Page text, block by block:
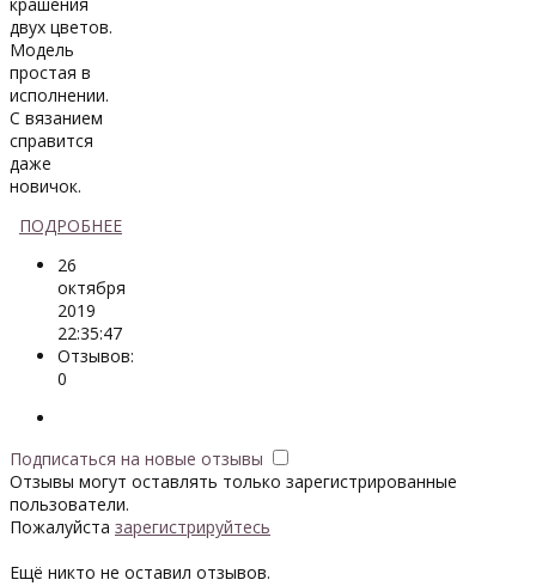
крашения
двух цветов.
Модель
простая в
исполнении.
С вязанием
справится
даже
новичок.
ПОДРОБНЕЕ
26
октября
2019
22:35:47
Отзывов:
0
Подписаться на новые отзывы
Отзывы могут оставлять только зарегистрированные
пользователи.
Пожалуйста зарегистрируйтесь
Ещё никто не оставил отзывов.